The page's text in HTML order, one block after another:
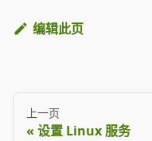
编辑此页
上一页
设置 Linux 服务